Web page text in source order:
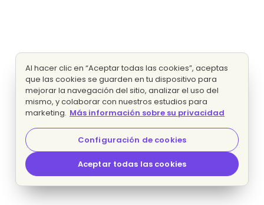
Al hacer clic en “Aceptar todas las cookies”, aceptas
que las cookies se guarden en tu dispositivo para
mejorar la navegación del sitio, analizar el uso del
mismo, y colaborar con nuestros estudios para
marketing. Más información sobre su privacidad
Configuración de cookies
Aceptar todas las cookies